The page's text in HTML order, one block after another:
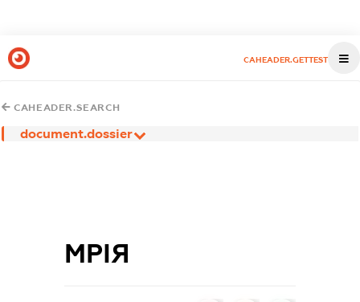
CAHEADER.GETTEST
CAHEADER.SEARCH
document.dossier
МРІЯ